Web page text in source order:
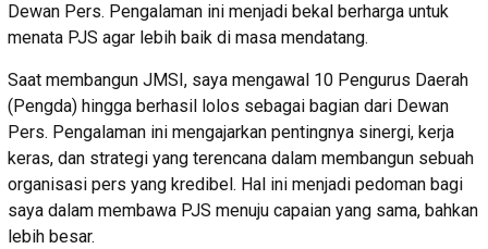
Dewan Pers. Pengalaman ini menjadi bekal berharga untuk
menata PJS agar lebih baik di masa mendatang.
Saat membangun JMSI, saya mengawal 10 Pengurus Daerah
(Pengda) hingga berhasil lolos sebagai bagian dari Dewan
Pers. Pengalaman ini mengajarkan pentingnya sinergi, kerja
keras, dan strategi yang terencana dalam membangun sebuah
organisasi pers yang kredibel. Hal ini menjadi pedoman bagi
saya dalam membawa PJS menuju capaian yang sama, bahkan
lebih besar.